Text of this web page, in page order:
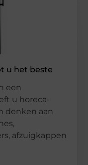
u het beste
een
u horeca-
denken aan
afzuigkappen